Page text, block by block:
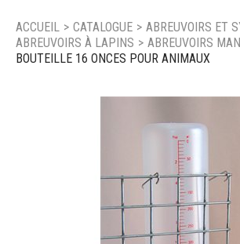
Catalogue de
Nouveaux produits
Nous joindre
ACCUEIL > CATALOGUE > ABREUVOIRS ET
ABREUVOIRS À LAPINS > ABREUVOIRS
BOUTEILLE 16 ONCES POUR ANIMAUX